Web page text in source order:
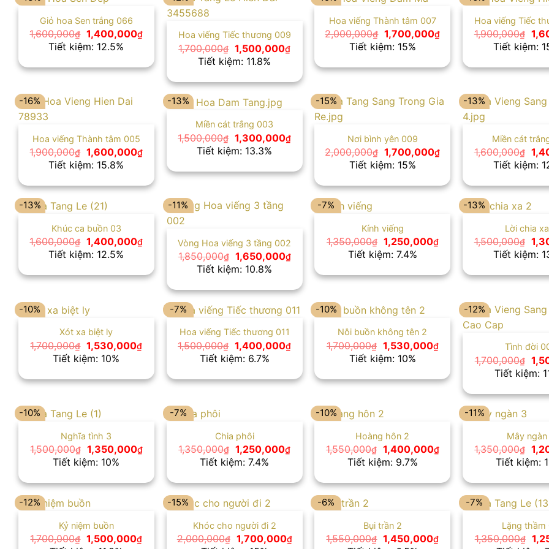
Giỏ hoa Sen trắng 066
1,600,000₫ Giá
gốc
là:
1,400,000₫Giá
là:
1,400,000₫.
Tiết kiệm: 12.5%
Hoa viếng Tiếc thương 009
1,700,000₫ Giá
gốc
là:
1,500,000₫Giá
là:
1,500,000₫.
Tiết kiệm: 11.8%
Hoa viếng Thành tâm 007
2,000,000₫ Giá
gốc
là:
1,700,000₫Giá
là:
1,700,000₫.
Tiết kiệm: 15%
Hoa viếng Tiếc
1,900,000₫
Giá
gốc
là:
Tiết kiệm:
-16%
Hoa viếng Thành tâm 005
1,900,000₫ Giá
gốc
là:
1,600,000₫Giá
là:
1,600,000₫.
Tiết kiệm: 15.8%
-13%
Miền cát trắng 003
1,500,000₫ Giá
gốc
là:
1,300,000₫Giá
là:
1,300,000₫.
Tiết kiệm: 13.3%
-15%
Nơi bình yên 009
2,000,000₫ Giá
gốc
là:
1,700,000₫Giá
là:
1,700,000₫.
Tiết kiệm: 15%
-13%
Miền cát
1,600,000₫
Giá
gốc
là:
Tiết kiệm:
-13%
Khúc ca buồn 03
1,600,000₫ Giá
gốc
là:
1,400,000₫Giá
là:
1,400,000₫.
Tiết kiệm: 12.5%
-11%
Vòng Hoa viếng 3 tầng 002
1,850,000₫
Giá
gốc
là:
1,650,000₫Giá
hiện
là:
1,650,000₫.
Tiết kiệm: 10.8%
-7%
Kính viếng
1,350,000₫ Giá
gốc
là:
1,250,000₫Giá
hiện
là:
1,250,000₫.
Tiết kiệm: 7.4%
-13%
Lời chia
1,500,000₫
Giá
gốc
là:
Tiết kiệm:
-10%
Xót xa biệt ly
1,700,000₫ Giá
gốc
là:
1,530,000₫Giá
là:
1,530,000₫.
Tiết kiệm: 10%
-7%
Hoa viếng Tiếc thương 011
1,500,000₫ Giá
gốc
là:
1,400,000₫Giá
là:
1,400,000₫.
Tiết kiệm: 6.7%
-10%
Nỗi buồn không tên 2
1,700,000₫ Giá
gốc
là:
1,530,000₫Giá
hiện
là:
1,530,000₫.
Tiết kiệm: 10%
-12%
Tình đời
1,700,000₫
Giá
gốc
là:
Tiết kiệm:
-10%
Nghĩa tình 3
1,500,000₫ Giá
gốc
là:
1,350,000₫Giá
hiện
là:
1,350,000₫.
Tiết kiệm: 10%
-7%
Chia phôi
1,350,000₫ Giá
gốc
là:
1,250,000₫Giá
là:
1,250,000₫.
Tiết kiệm: 7.4%
-10%
Hoàng hôn 2
1,550,000₫ Giá
gốc
là:
1,400,000₫Giá
hiện
là:
1,400,000₫.
Tiết kiệm: 9.7%
-11%
Mây ngàn
1,350,000₫ Giá
gốc
là:
Tiết kiệm:
-12%
Kỷ niệm buồn
1,700,000₫ Giá
1,500,000₫Giá
-15%
Khóc cho người đi 2
2,000,000₫
Giá
1,700,000₫Giá
-6%
Bụi trần 2
1,550,000₫ Giá
1,450,000₫Giá
-7%
Lặng thầm
1,350,000₫
Giá